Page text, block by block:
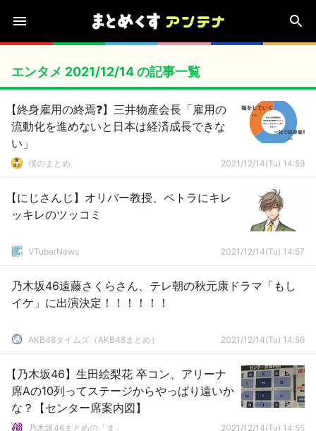
エンタメ 2021/12/14 の記事一覧
【終身雇用の終焉❓】三井物産会長「雇用の
流動化を進めないと日本は経済成長できな
い」
僕のまとめ 2021/12/14(Tu) 14:59
【にじさんじ】オリバー教授、ペトラにキレ
ッキレのツッコミ
VTuberNews 2021/12/14(Tu) 14:57
乃木坂46遠藤さくらさん、テレ朝の秋元康ドラマ「もし
イケ」に出演決定！！！！！！
AKB48タイムズ（AKB48まとめ） 2021/12/14(Tu) 14:56
【乃木坂46】生田絵梨花 卒コン、アリーナ
席Aの10列ってステージからやっぱり遠いか
な？【センター席案内図】
乃木坂46まとめの「ま」 2021/12/14(Tu) 14:55